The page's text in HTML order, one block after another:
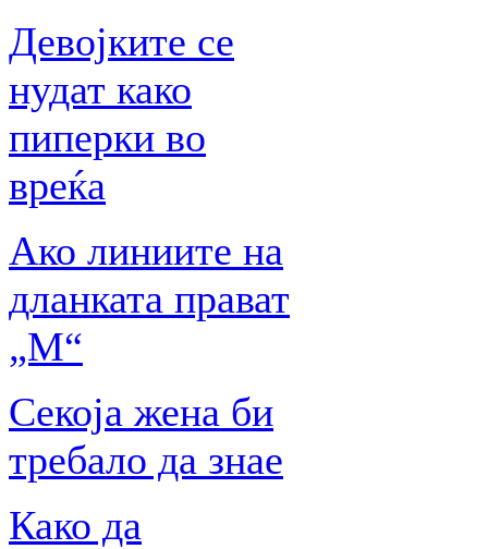
Девојките се
нудат како
пиперки во
вреќа
Ако линиите на
дланката прават
„М“
Секоја жена би
требало да знае
Како да